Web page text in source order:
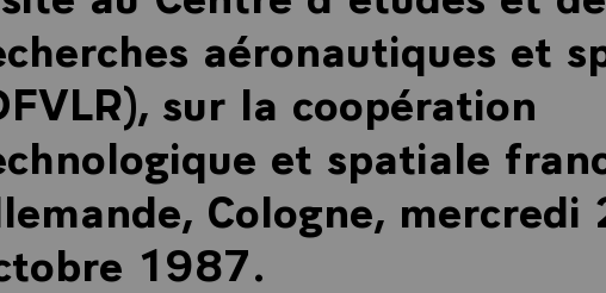
aéronautiques et
sur la coopération
et spatiale
Cologne, mercredi
1987.